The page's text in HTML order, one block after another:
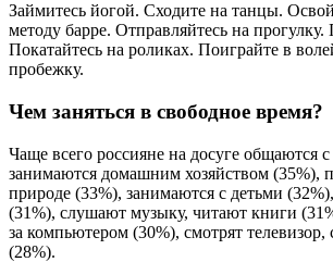
Займитесь йогой. Сходите на танцы.
методу барре. Отправляйтесь на прогулку.
Покатайтесь на роликах. Поиграйте в
пробежку.
Чем заняться в свободное время?
Чаще всего россияне на досуге общаются
занимаются домашним хозяйством (35%),
природе (33%), занимаются с детьми
(31%), слушают музыку, читают книги
за компьютером (30%), смотрят
(28%).